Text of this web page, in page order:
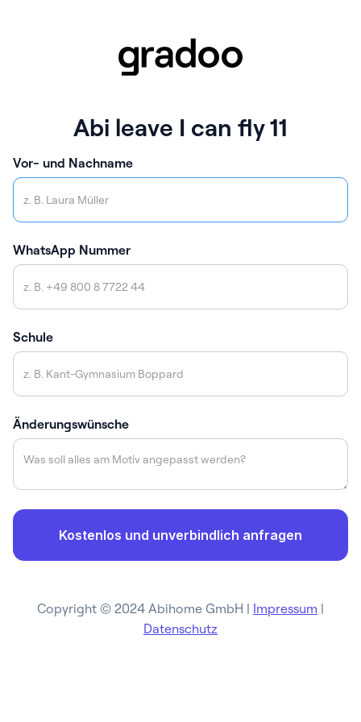
Abi leave I can fly 11
Vor- und Nachname
WhatsApp Nummer
Schule
Änderungswünsche
Copyright © 2024 Abihome GmbH | Impressum |
Datenschutz